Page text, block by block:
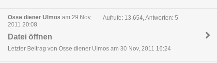
Osse diener Ulmos am 29 Nov,
2011 20:08
Aufrufe: 13.654, Antworten: 5
Datei öffnen
Letzter Beitrag von Osse diener Ulmos am 30 Nov, 2011 16:24